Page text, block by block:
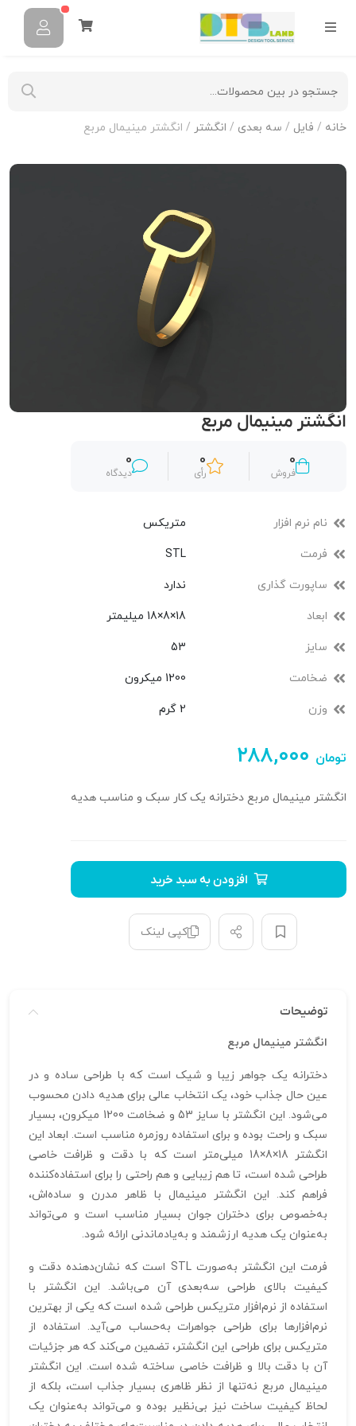
خانه / فایل / سه بعدی / انگشتر / انگشتر مینیمال مربع
انگشتر مینیمال مربع
0
فروش
0
رأی
0
دیدگاه
نام نرم افزار متریکس
فرمت STL
ساپورت گذاری ندارد
ابعاد 18×8×18 میلیمتر
سایز 53
ضخامت 1200 میکرون
وزن 2 گرم
۲۸۸,۰۰۰ تومان
انگشتر مینیمال مربع دخترانه یک کار سبک و مناسب هدیه
افزودن به سبد خرید
کپی لینک
توضیحات
انگشتر مینیمال مربع
دخترانه یک جواهر زیبا و شیک است که با طراحی ساده و در
عین حال جذاب خود، یک انتخاب عالی برای هدیه دادن محسوب
می‌شود. این انگشتر با سایز 53 و ضخامت 1200 میکرون، بسیار
سبک و راحت بوده و برای استفاده روزمره مناسب است. ابعاد این
انگشتر 18×8×18 میلی‌متر است که با دقت و ظرافت خاصی
طراحی شده است، تا هم زیبایی و هم راحتی را برای استفاده‌کننده
فراهم کند. این انگشتر مینیمال با ظاهر مدرن و ساده‌اش،
به‌خصوص برای دختران جوان بسیار مناسب است و می‌تواند
به‌عنوان یک هدیه ارزشمند و به‌یادماندنی ارائه شود.
فرمت این انگشتر به‌صورت STL است که نشان‌دهنده دقت و
کیفیت بالای طراحی سه‌بعدی آن می‌باشد. این انگشتر با
استفاده از نرم‌افزار متریکس طراحی شده است که یکی از بهترین
نرم‌افزارها برای طراحی جواهرات به‌حساب می‌آید. استفاده از
متریکس برای طراحی این انگشتر، تضمین می‌کند که هر جزئیات
آن با دقت بالا و ظرافت خاصی ساخته شده است. این انگشتر
مینیمال مربع نه‌تنها از نظر ظاهری بسیار جذاب است، بلکه از
لحاظ کیفیت ساخت نیز بی‌نظیر بوده و می‌تواند به‌عنوان یک